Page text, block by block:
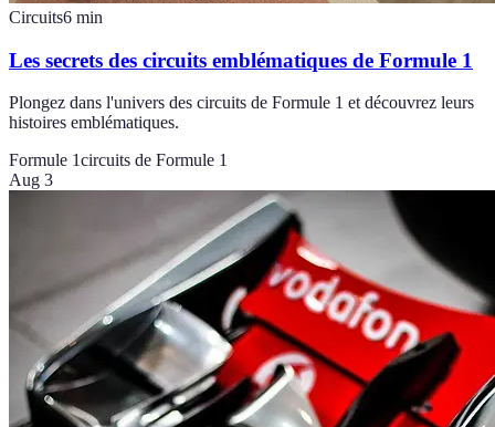
Circuits6 min
Les secrets des circuits emblématiques de Formule 1
Plongez dans l'univers des circuits de Formule 1 et découvrez leurs
histoires emblématiques.
Formule 1circuits de Formule 1
Aug 3